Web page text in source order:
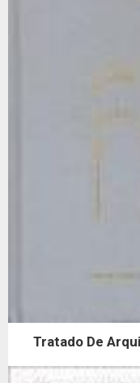
Tratado De